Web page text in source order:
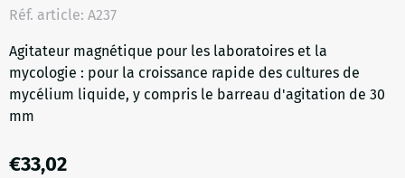
Réf. article: A237
Agitateur magnétique pour les laboratoires et la
mycologie : pour la croissance rapide des cultures de
mycélium liquide, y compris le barreau d'agitation de 30
mm
€33,02